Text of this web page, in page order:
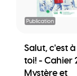
Publication
Salut, c'est à
toi! - Cahier
Mystère et